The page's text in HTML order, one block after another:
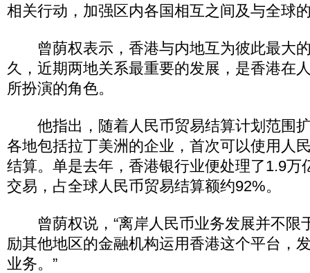
相关行动，加强区内各国相互之间及与全球
曾荫权表示，香港与内地互为彼此最大
久，近期两地关系最重要的发展，是香港在
所扮演的角色。
他指出，随着人民币贸易结算计划范围
各地包括拉丁美洲的企业，首次可以使用人
结算。单是去年，香港银行业便处理了1.9万
交易，占全球人民币贸易结算额约92%。
曾荫权说，“离岸人民币业务发展并不限
励其他地区的金融机构运用香港这个平台，
业务。”